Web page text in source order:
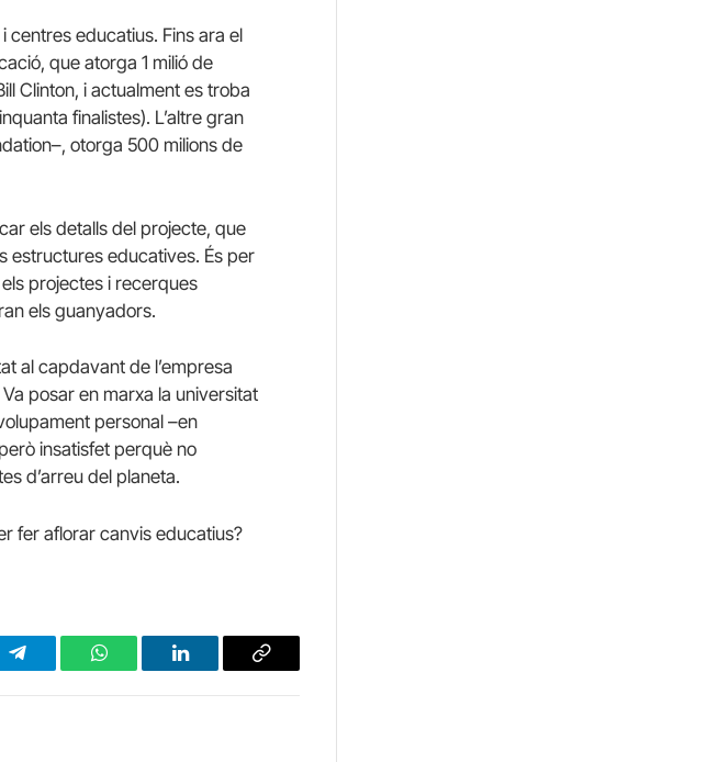
centres educatius. Fins ara el
que atorga 1 milió de
Clinton, i actualment es troba
finalistes). L’altre gran
otorga 500 milions de
els detalls del projecte, que
estructures educatives. És per
projectes i recerques
els guanyadors.
al capdavant de l’empresa
posar en marxa la universitat
personal –en
insatisfet perquè no
d’arreu del planeta.
fer aflorar canvis educatius?
Telegram WhatsAppLinkedIn Copy